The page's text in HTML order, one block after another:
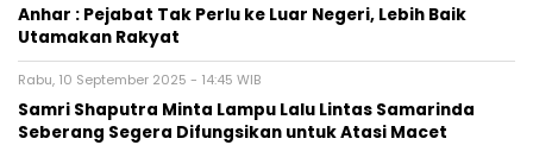
Anhar : Pejabat Tak Perlu ke Luar Negeri, Lebih Baik
Utamakan Rakyat
Rabu, 10 September 2025 - 14:45 WIB
Samri Shaputra Minta Lampu Lalu Lintas Samarinda
Seberang Segera Difungsikan untuk Atasi Macet